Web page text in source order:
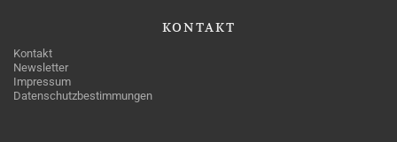
KONTAKT
Kontakt
Newsletter
Impressum
Datenschutzbestimmungen